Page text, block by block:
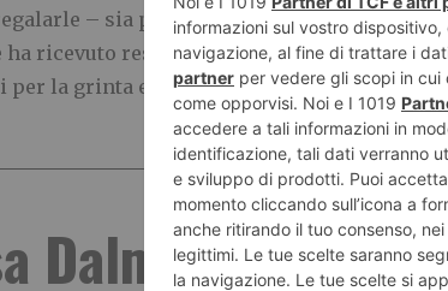
– sia pure a distanza – un ulteriore
ha ricevuto resta comunque la recente
per la grinta e ancora tanti auguri!
Dalmasso